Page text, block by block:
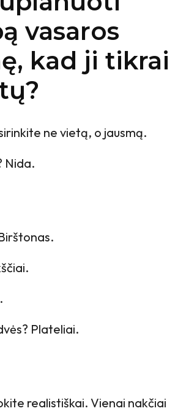
vasaros
kad ji tikrai
ne vietą, o jausmą.
Nida.
Plateliai.
realistiškai. Vienai nakčiai